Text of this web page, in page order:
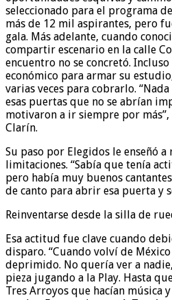
seleccionado para el programa
más de 12 mil aspirantes, pero
gala. Más adelante, cuando
compartir escenario en la calle
encuentro no se concretó.
económico para armar su
varias veces para cobrarlo.
esas puertas que no se abrían
motivaron a ir siempre por
Clarín.
Su paso por Elegidos le enseñó a
limitaciones. “Sabía que tenía
pero había muy buenos
de canto para abrir esa puerta y
Reinventarse desde la silla de
Esa actitud fue clave cuando
disparo. “Cuando volví de
deprimido. No quería ver a
pieza jugando a la Play. Hasta
Tres Arroyos que hacían música